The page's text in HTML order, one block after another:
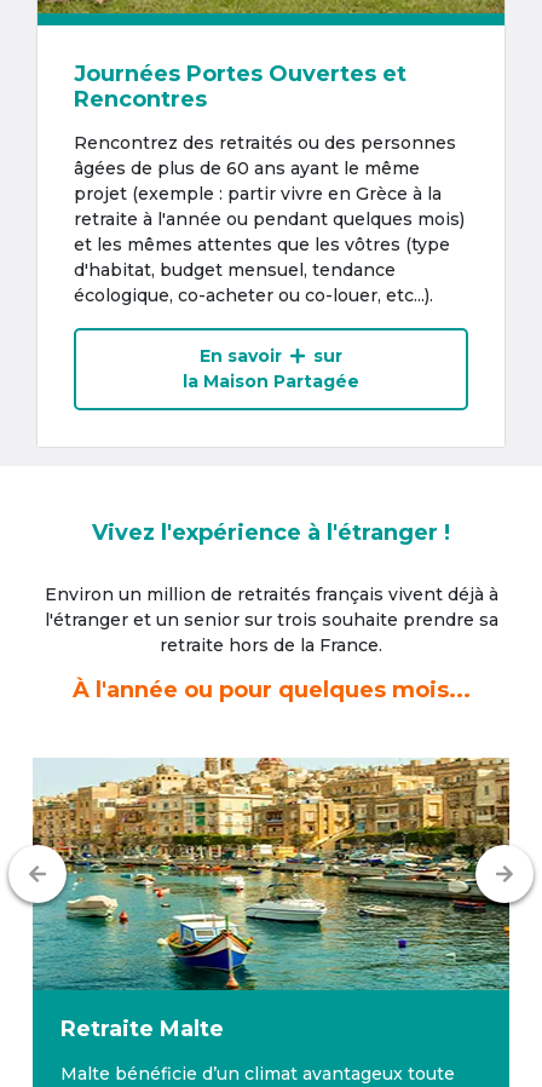
Journées Portes Ouvertes et
Rencontres
Rencontrez des retraités ou des personnes
âgées de plus de 60 ans ayant le même
projet (exemple : partir vivre en Grèce à la
retraite à l'année ou pendant quelques mois)
et les mêmes attentes que les vôtres (type
d'habitat, budget mensuel, tendance
écologique, co-acheter ou co-louer, etc...).
En savoir
sur
la Maison Partagée
Vivez l'expérience à l'étranger !
Environ un million de retraités français vivent déjà à
l'étrangeret un senior sur trois souhaite prendre sa
retraite hors de la France.
À l'année ou pour quelques mois...
Retraite Malte
Malte bénéficie d’un climat avantageux toute